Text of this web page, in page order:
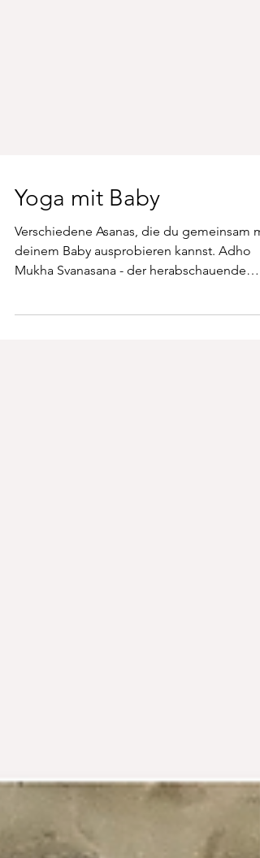
Yoga mit Baby
Verschiedene Asanas, die du gemeinsam
deinem Baby ausprobieren kannst. Adho
Hund Der...